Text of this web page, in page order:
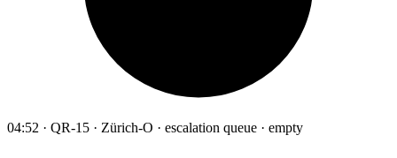
04:52 · QR-15 · Zürich-O · escalation queue · empty